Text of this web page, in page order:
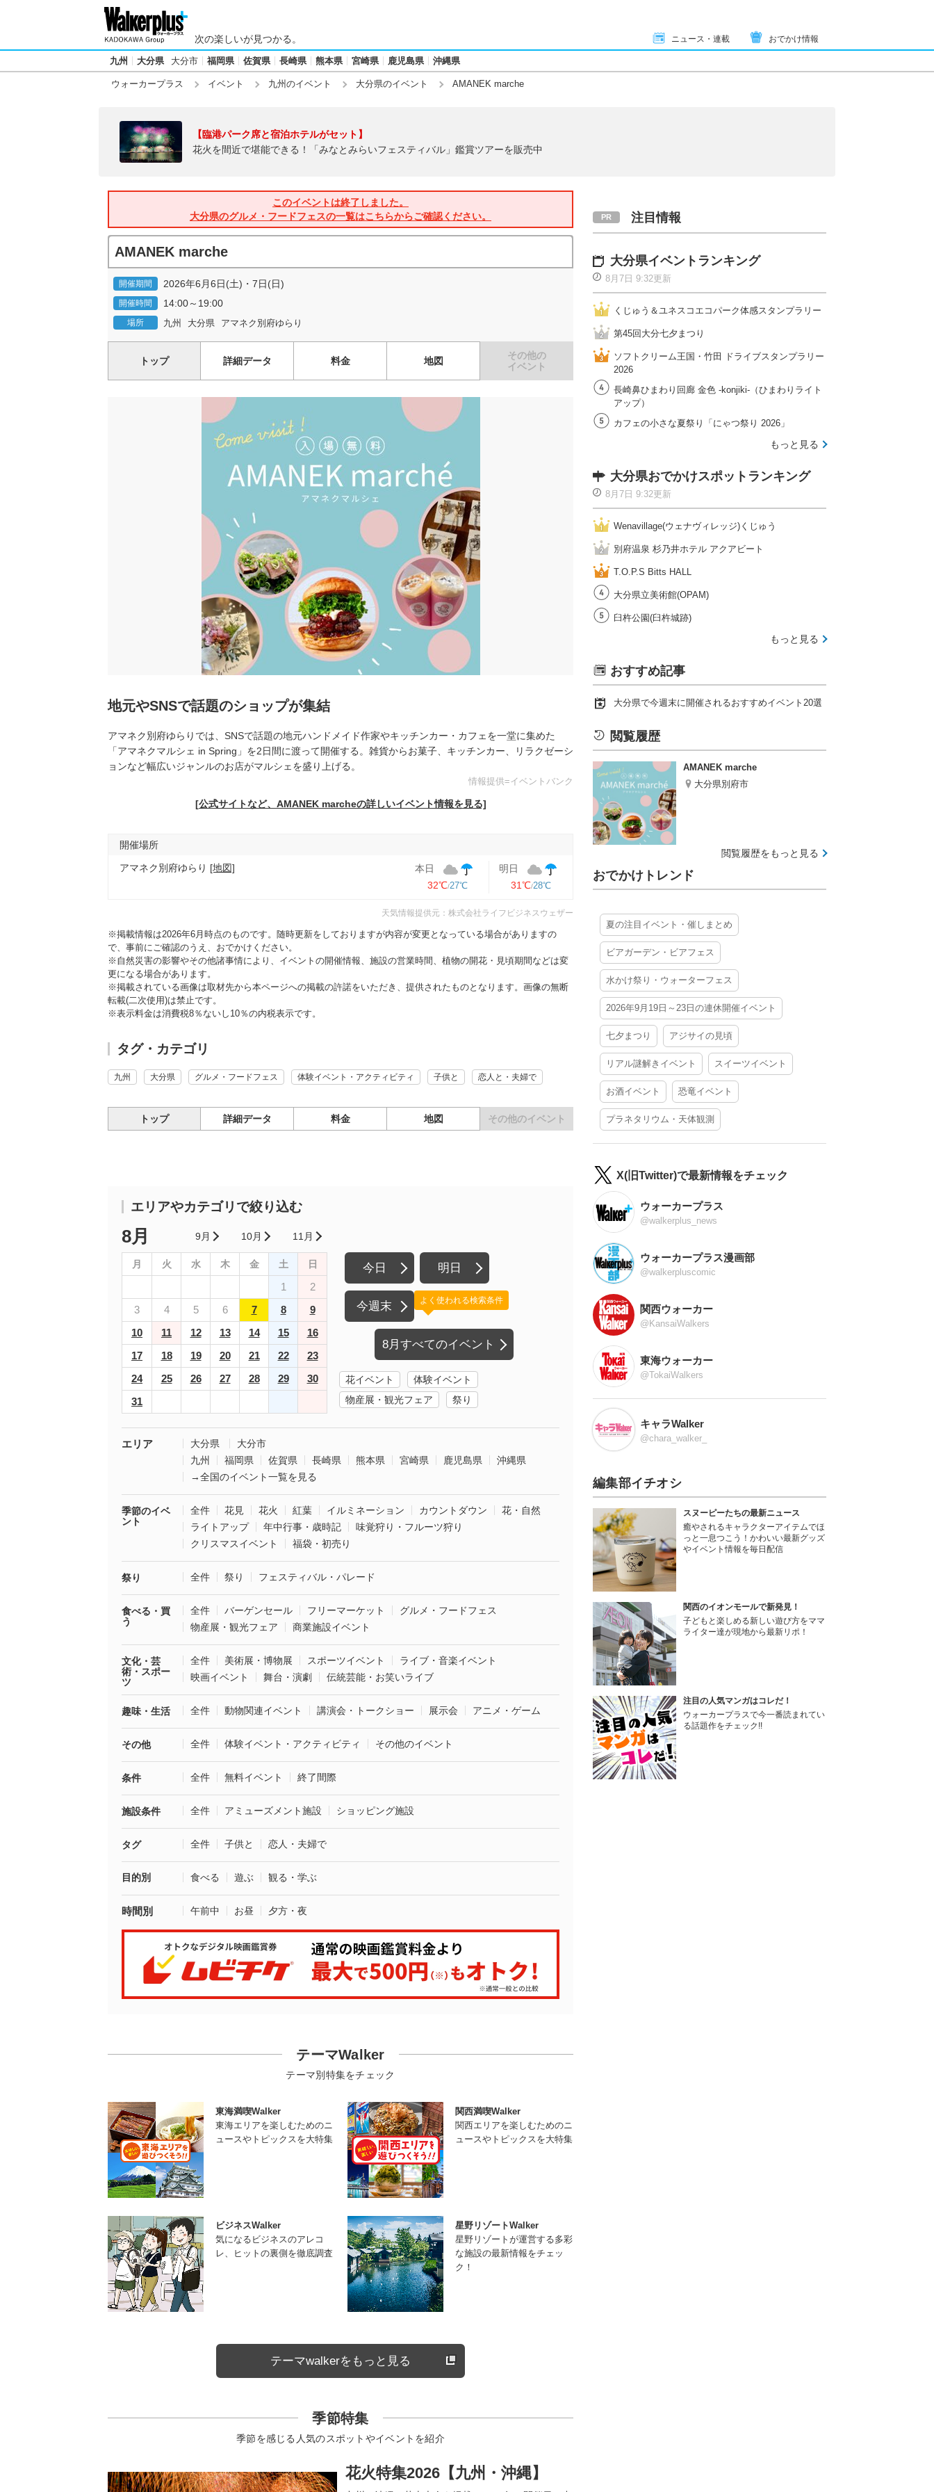
次の楽しいが見つかる。 ニュース・連載 おでかけ情報
九州 大分県 大分市 福岡県 佐賀県 長崎県 熊本県 宮崎県 鹿児島県 沖縄県
ウォーカープラス イベント 九州のイベント 大分県のイベント AMANEK marche
【臨港パーク席と宿泊ホテルがセット】
花火を間近で堪能できる！「みなとみらいフェスティバル」鑑賞ツアーを販売中
このイベントは終了しました。
大分県のグルメ・フードフェスの一覧はこちらからご確認ください。
AMANEK marche
開催期間 2026年6月6日(土)・7日(日)
開催時間 14:00～19:00
場所 九州 大分県 アマネク別府ゆらり
トップ 詳細データ 料金 地図
その他の
イベント
地元やSNSで話題のショップが集結
アマネク別府ゆらりでは、SNSで話題の地元ハンドメイド作家やキッチンカー・カフェを一堂に集めた
「アマネクマルシェ in Spring」を2日間に渡って開催する。雑貨からお菓子、キッチンカー、リラクゼーシ
ョンなど幅広いジャンルのお店がマルシェを盛り上げる。
情報提供=イベントバンク
[公式サイトなど、AMANEK marcheの詳しいイベント情報を見る]
開催場所
アマネク別府ゆらり [地図]
本日
32℃ 27℃
明日
31℃ 28℃
天気情報提供元：株式会社ライフビジネスウェザー
※掲載情報は2026年6月時点のものです。随時更新をしておりますが内容が変更となっている場合がありますの
で、事前にご確認のうえ、おでかけください。
※自然災害の影響やその他諸事情により、イベントの開催情報、施設の営業時間、植物の開花・見頃期間などは変
更になる場合があります。
※掲載されている画像は取材先から本ページへの掲載の許諾をいただき、提供されたものとなります。画像の無断
転載(二次使用)は禁止です。
※表示料金は消費税8％ないし10％の内税表示です。
タグ・カテゴリ
九州 大分県 グルメ・フードフェス 体験イベント・アクティビティ 子供と 恋人と・夫婦で
トップ 詳細データ 料金 地図 その他のイベント
エリアやカテゴリで絞り込む
8月 9月 10月 11月
月 火 水 木 金 土 日
1
2
3
4 5 6 7 8
9
10
11 12 13 14 15
16
17
18 19 20 21 22
23
24
25 26 27 28 29
30
31
今日 明日
今週末
8月すべてのイベント
よく使われる検索条件
花イベント
体験イベント
物産展・観光フェア
祭り
エリア 大分県
大分市
九州
福岡県 佐賀県 長崎県 熊本県 宮崎県 鹿児島県
沖縄県
→全国のイベント一覧を見る
季節のイベ
ント
全件 花見 花火 紅葉 イルミネーション カウントダウン
花・自然
ライトアップ
年中行事・歳時記
味覚狩り・フルーツ狩り
クリスマスイベント
福袋・初売り
祭り 全件 祭り フェスティバル・パレード
食べる・買
う
全件 バーゲンセール フリーマーケット
グルメ・フードフェス
物産展・観光フェア
商業施設イベント
文化・芸
術・スポー
ツ
全件 美術展・博物展 スポーツイベント
ライブ・音楽イベント
映画イベント
舞台・演劇 伝統芸能・お笑いライブ
趣味・生活 全件 動物関連イベント 講演会・トークショー 展示会 アニメ・ゲーム
その他 全件 体験イベント・アクティビティ その他のイベント
条件 全件 無料イベント 終了間際
施設条件 全件 アミューズメント施設 ショッピング施設
タグ 全件 子供と 恋人・夫婦で
目的別 食べる 遊ぶ 観る・学ぶ
時間別 午前中 お昼 夕方・夜
テーマWalker
テーマ別特集をチェック
東海満喫Walker
東海エリアを楽しむためのニ
ュースやトピックスを大特集
関西満喫Walker
関西エリアを楽しむためのニ
ュースやトピックスを大特集
ビジネスWalker
気になるビジネスのアレコ
レ、ヒットの裏側を徹底調査
星野リゾートWalker
星野リゾートが運営する多彩
な施設の最新情報をチェッ
ク！
テーマwalkerをもっと見る
季節特集
季節を感じる人気のスポットやイベントを紹介
花火特集2026【九州・沖縄】
注目情報
大分県イベントランキング
8月7日 9:32更新
くじゅう＆ユネスコエコパーク体感スタンプラリー
第45回大分七夕まつり
ソフトクリーム王国・竹田 ドライブスタンプラリー
2026
長崎鼻ひまわり回廊 金色 -konjiki-（ひまわりライト
アップ）
カフェの小さな夏祭り「にゃつ祭り 2026」
もっと見る
大分県おでかけスポットランキング
8月7日 9:32更新
Wenavillage(ウェナヴィレッジ)くじゅう
別府温泉 杉乃井ホテル アクアビート
T.O.P.S Bitts HALL
大分県立美術館(OPAM)
臼杵公園(臼杵城跡)
もっと見る
おすすめ記事
大分県で今週末に開催されるおすすめイベント20選
閲覧履歴
AMANEK marche
大分県別府市
閲覧履歴をもっと見る
おでかけトレンド
夏の注目イベント・催しまとめ
ビアガーデン・ビアフェス
水かけ祭り・ウォーターフェス
2026年9月19日～23日の連休開催イベント
七夕まつり アジサイの見頃
リアル謎解きイベント スイーツイベント
お酒イベント 恐竜イベント
プラネタリウム・天体観測
X(旧Twitter)で最新情報をチェック
ウォーカープラス
@walkerplus_news
ウォーカープラス漫画部
@walkerpluscomic
関西ウォーカー
@KansaiWalkers
東海ウォーカー
@TokaiWalkers
キャラWalker
@chara_walker_
編集部イチオシ
スヌーピーたちの最新ニュース
癒やされるキャラクターアイテムでほ
っと一息つこう！かわいい最新グッズ
やイベント情報を毎日配信
関西のイオンモールで新発見！
子どもと楽しめる新しい遊び方をママ
ライター達が現地から最新リポ！
注目の人気マンガはコレだ！
ウォーカープラスで今一番読まれてい
る話題作をチェック!!